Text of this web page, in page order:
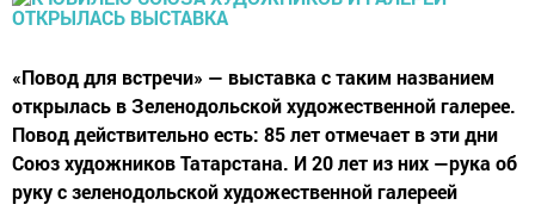
«Повод для встречи» — выставка с таким названием
открылась в Зеленодольской художественной галерее.
Повод действительно есть: 85 лет отмечает в эти дни
Союз художников Татарстана. И 20 лет из них —рука об
руку с зеленодольской художественной галереей